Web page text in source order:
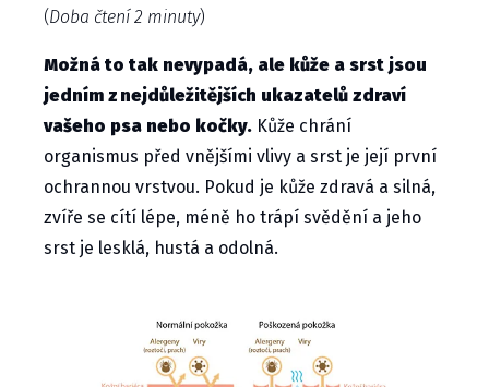
(Doba čtení 2 minuty)
Možná to tak nevypadá, ale kůže a srst jsou
jedním z nejdůležitějších ukazatelů zdraví
vašeho psa nebo kočky. Kůže chrání
organismus před vnějšími vlivy a srst je její první
ochrannou vrstvou. Pokud je kůže zdravá a silná,
zvíře se cítí lépe, méně ho trápí svědění a jeho
srst je lesklá, hustá a odolná.